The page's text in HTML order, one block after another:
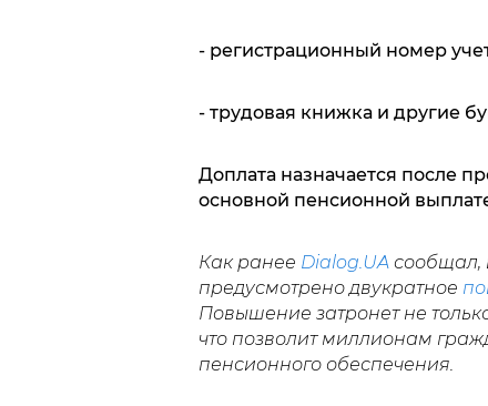
- регистрационный номер
- трудовая книжка и другие
Доплата назначается после
основной пенсионной
Как ранее Dialog.UA сообщал,
предусмотрено двукратное
Повышение затронет не
что позволит миллионам
пенсионного обеспечения.